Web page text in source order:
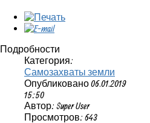
Подробности
Категория:
Самозахваты земли
Опубликовано 06.01.2019
15:50
Автор: Super User
Просмотров: 643